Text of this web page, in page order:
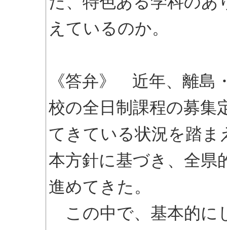
えているのか。
《答弁》 近年、離島
校の全日制課程の募集
てきている状況を踏ま
本方針に基づき、全県
進めてきた。
この中で、基本的に